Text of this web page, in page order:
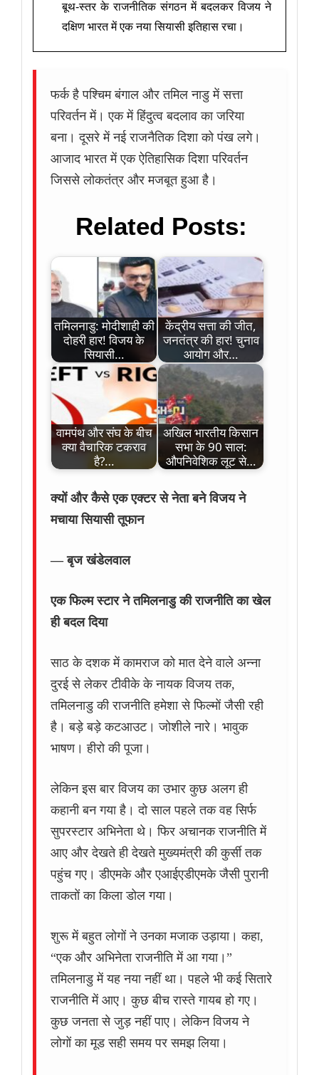
बूथ-स्तर के राजनीतिक संगठन में बदलकर विजय ने
दक्षिण भारत में एक नया सियासी इतिहास रचा।
फर्क है पश्चिम बंगाल और तमिल नाडु में सत्ता
परिवर्तन में। एक में हिंदुत्व बदलाव का जरिया
बना। दूसरे में नई राजनैतिक दिशा को पंख लगे।
आजाद भारत में एक ऐतिहासिक दिशा परिवर्तन
जिससे लोकतंत्र और मजबूत हुआ है।
Related Posts:
तमिलनाडु: मोदीशाही की
दोहरी हार! विजय के
सियासी…
केंद्रीय सत्ता की जीत,
जनतंत्र की हार! चुनाव
आयोग और…
वामपंथ और संघ के बीच
क्या वैचारिक टकराव
है?…
अखिल भारतीय किसान
सभा के 90 साल:
औपनिवेशिक लूट से…
क्यों और कैसे एक एक्टर से नेता बने विजय ने
मचाया सियासी तूफान
— बृज खंडेलवाल
एक फिल्म स्टार ने तमिलनाडु की राजनीति का खेल
ही बदल दिया
साठ के दशक में कामराज को मात देने वाले अन्ना
दुरई से लेकर टीवीके के नायक विजय तक,
तमिलनाडु की राजनीति हमेशा से फिल्मों जैसी रही
है। बड़े बड़े कटआउट। जोशीले नारे। भावुक
भाषण। हीरो की पूजा।
लेकिन इस बार विजय का उभार कुछ अलग ही
कहानी बन गया है। दो साल पहले तक वह सिर्फ
सुपरस्टार अभिनेता थे। फिर अचानक राजनीति में
आए और देखते ही देखते मुख्यमंत्री की कुर्सी तक
पहुंच गए। डीएमके और एआईएडीएमके जैसी पुरानी
ताकतों का किला डोल गया।
शुरू में बहुत लोगों ने उनका मजाक उड़ाया। कहा,
“एक और अभिनेता राजनीति में आ गया।”
तमिलनाडु में यह नया नहीं था। पहले भी कई सितारे
राजनीति में आए। कुछ बीच रास्ते गायब हो गए।
कुछ जनता से जुड़ नहीं पाए। लेकिन विजय ने
लोगों का मूड सही समय पर समझ लिया।